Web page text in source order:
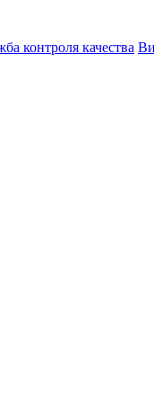
контроля качества